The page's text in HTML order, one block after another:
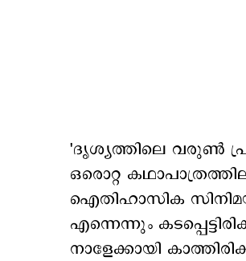
'ദൃശ്യത്തിലെ വരുണ്‍
ഒരൊറ്റ
ഐതിഹാസിക
എന്നെന്നും
നാളേക്കായി